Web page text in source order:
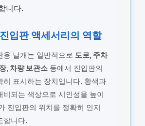
니다.
입판 액세서리의 역할
용 날개는 일반적으로 도로, 주차
, 차량 보관소등에서 진입판의
히 표시하는 장치입니다. 황색과
비되는 색상으로 시인성을 높이
진입판의 위치를 정확히 인지
합니다.